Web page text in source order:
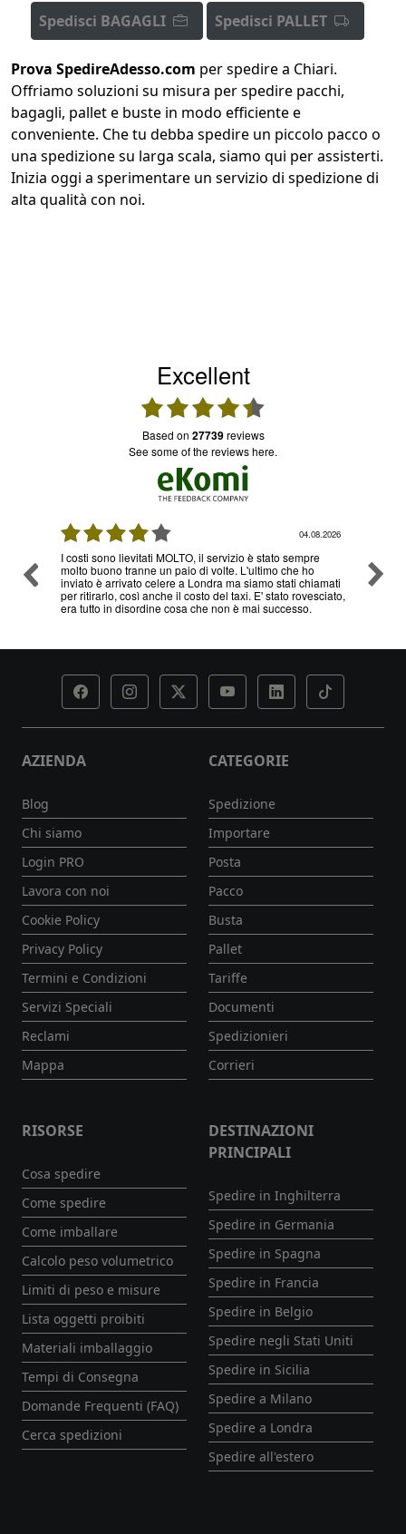
Spedisci BAGAGLI Spedisci PALLET
Prova SpedireAdesso.com per spedire a Chiari.
Offriamo soluzioni su misura per spedire pacchi,
bagagli, pallet e buste in modo efficiente e
conveniente. Che tu debba spedire un piccolo pacco o
una spedizione su larga scala, siamo qui per assisterti.
Inizia oggi a sperimentare un servizio di spedizione di
alta qualità con noi.
Excellent
based on 27739reviews
see some of the reviews here.
03.08.2026
Ottimo servizio e prezzi, ritiro e consegna senza nessun
problema , sono già diverse volte che utilizzo il loro
servizio
AZIENDA
Blog
Chi siamo
Login PRO
Lavora con noi
Cookie Policy
Privacy Policy
Termini e Condizioni
Servizi Speciali
Reclami
Mappa
CATEGORIE
Spedizione
Importare
Posta
Pacco
Busta
Pallet
Tariffe
Documenti
Spedizionieri
Corrieri
RISORSE
Cosa spedire
Come spedire
Come imballare
Calcolo peso volumetrico
Limiti di peso e misure
Lista oggetti proibiti
Materiali imballaggio
Tempi di Consegna
Domande Frequenti (FAQ)
Cerca spedizioni
DESTINAZIONI
PRINCIPALI
Spedire in Inghilterra
Spedire in Germania
Spedire in Spagna
Spedire in Francia
Spedire in Belgio
Spedire negli Stati Uniti
Spedire in Sicilia
Spedire a Milano
Spedire a Londra
Spedire all'estero